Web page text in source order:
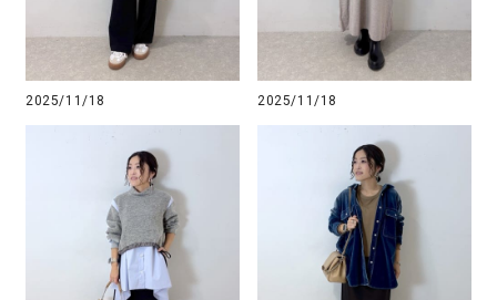
2025/11/18 2025/11/18